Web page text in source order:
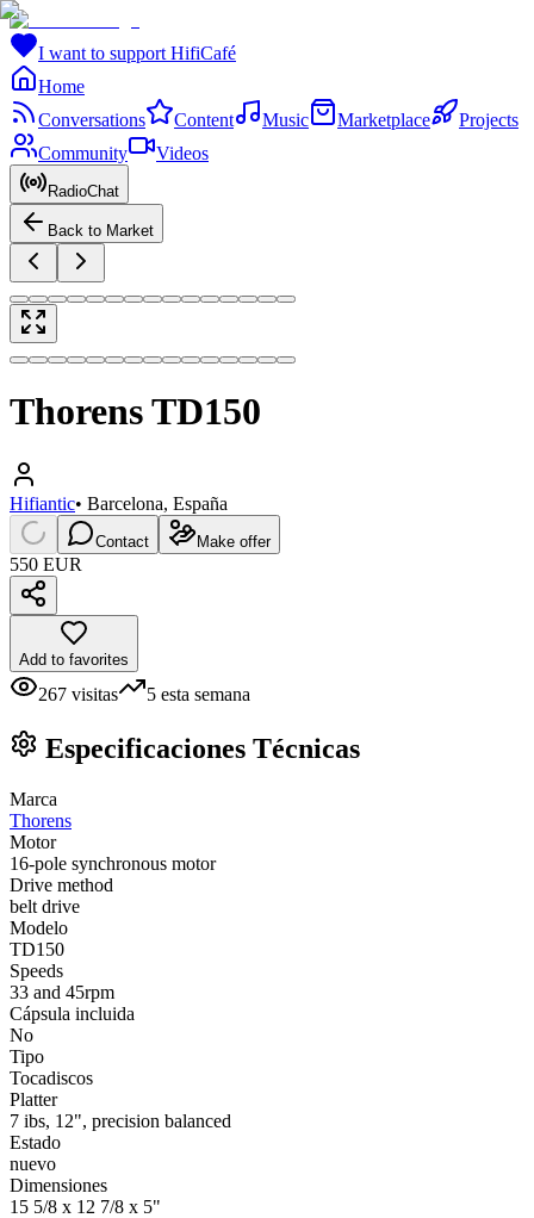
I want to support HifiCafé
Home
Conversations
Content Music Marketplace
Projects
Community
Videos
RadioChat
Back to Market
Thorens TD150
Hifiantic• Barcelona, España
Contact Make offer
550 EUR
Add to favorites
267 visitas 5 esta semana
Especificaciones Técnicas
Marca
Thorens
Motor
16-pole synchronous motor
Drive method
belt drive
Modelo
TD150
Speeds
33 and 45rpm
Cápsula incluida
No
Tipo
Tocadiscos
Platter
7 ibs, 12", precision balanced
Estado
nuevo
Dimensiones
15 5/8 x 12 7/8 x 5"